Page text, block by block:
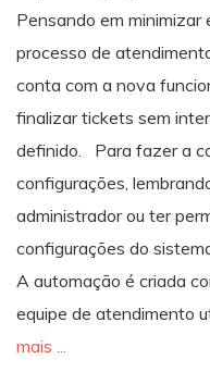
Pensando em minimizar
processo de
conta com a nova
finalizar tickets sem
definido. Para fazer a
configurações,
administrador ou ter
configurações do
A automação é criada
equipe de atendimento
mais ...